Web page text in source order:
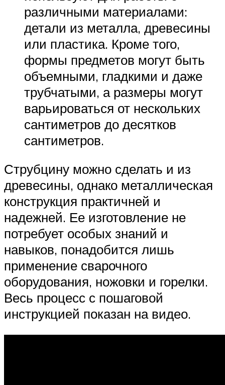
различными материалами:
детали из металла, древесины
или пластика. Кроме того,
формы предметов могут быть
объемными, гладкими и даже
трубчатыми, а размеры могут
варьироваться от нескольких
сантиметров до десятков
сантиметров.
Струбцину можно сделать и из
древесины, однако металлическая
конструкция практичней и
надежней. Ее изготовление не
потребует особых знаний и
навыков, понадобится лишь
применение сварочного
оборудования, ножовки и горелки.
Весь процесс с пошаговой
инструкцией показан на видео.